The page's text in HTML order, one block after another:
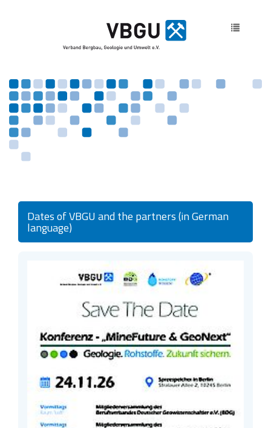
Dates of VBGU and the partners (in German
language)